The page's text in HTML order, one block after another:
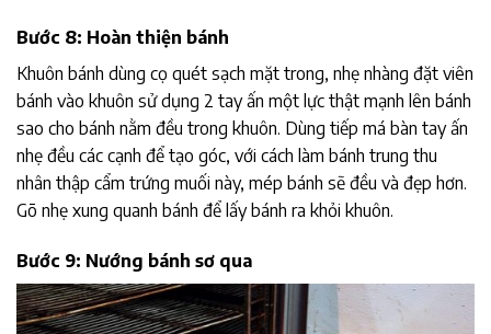
Bước 8: Hoàn thiện bánh
Khuôn bánh dùng cọ quét sạch mặt trong, nhẹ nhàng đặt viên
bánh vào khuôn sử dụng 2 tay ấn một lực thật mạnh lên bánh
sao cho bánh nằm đều trong khuôn. Dùng tiếp má bàn tay ấn
nhẹ đều các cạnh để tạo góc, với cách làm bánh trung thu
nhân thập cẩm trứng muối này, mép bánh sẽ đều và đẹp hơn.
Gõ nhẹ xung quanh bánh để lấy bánh ra khỏi khuôn.
Bước 9: Nướng bánh sơ qua